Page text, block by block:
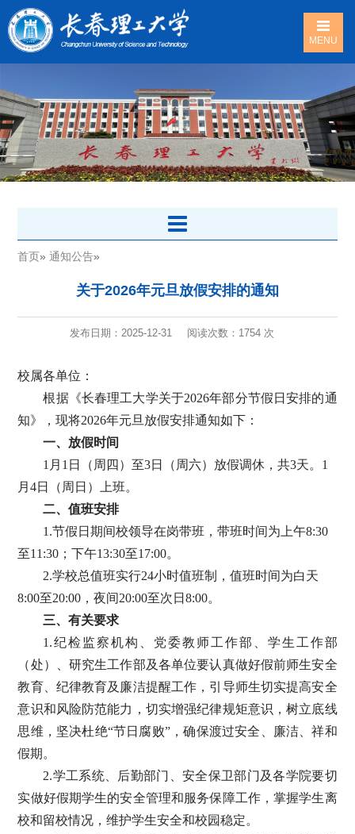
MENU
首页»通知公告»
关于2026年元旦放假安排的通知
发布日期：2025-12-31 阅读次数： 1754 次
校属各单位：
根据《长春理工大学关于2026年部分节假日安排的通
知》，现将2026年元旦放假安排通知如下：
一、放假时间
1月1日（周四）至3日（周六）放假调休，共3天。1
月4日（周日）上班。
二、值班安排
1.节假日期间校领导在岗带班，带班时间为上午8:30
至11:30；下午13:30至17:00。
2.学校总值班实行24小时值班制，值班时间为白天
8:00至20:00，夜间20:00至次日8:00。
三、有关要求
1.纪检监察机构、党委教师工作部、学生工作部
（处）、研究生工作部及各单位要认真做好假前师生安全
教育、纪律教育及廉洁提醒工作，引导师生切实提高安全
意识和风险防范能力，切实增强纪律规矩意识，树立底线
思维，坚决杜绝“节日腐败”，确保渡过安全、廉洁、祥和
假期。
2.学工系统、后勤部门、安全保卫部门及各学院要切
实做好假期学生的安全管理和服务保障工作，掌握学生离
校和留校情况，维护学生安全和校园稳定。